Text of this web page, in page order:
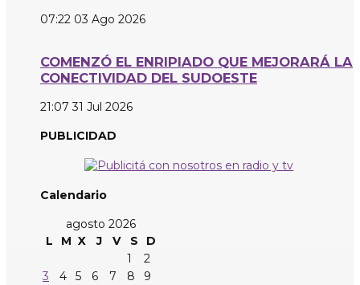
07:22 03 Ago 2026
COMENZÓ EL ENRIPIADO QUE MEJORARÁ LA
CONECTIVIDAD DEL SUDOESTE
21:07 31 Jul 2026
PUBLICIDAD
Calendario
agosto 2026
L
M X J V S
D
1
2
3
4 5 6 7 8
9